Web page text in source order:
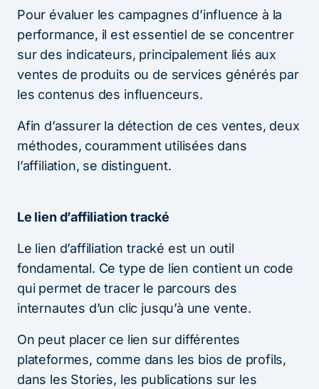
Pour évaluer les campagnes d’influence à la
performance, il est essentiel de se concentrer
sur des indicateurs, principalement liés aux
ventes de produits ou de services générés par
les contenus des influenceurs.
Afin d’assurer la détection de ces ventes, deux
méthodes, couramment utilisées dans
l’affiliation, se distinguent.
Le lien d’affiliation tracké
Le lien d’affiliation tracké est un outil
fondamental. Ce type de lien contient un code
qui permet de tracer le parcours des
internautes d’un clic jusqu’à une vente.
On peut placer ce lien sur différentes
plateformes, comme dans les bios de profils,
dans les Stories, les publications sur les